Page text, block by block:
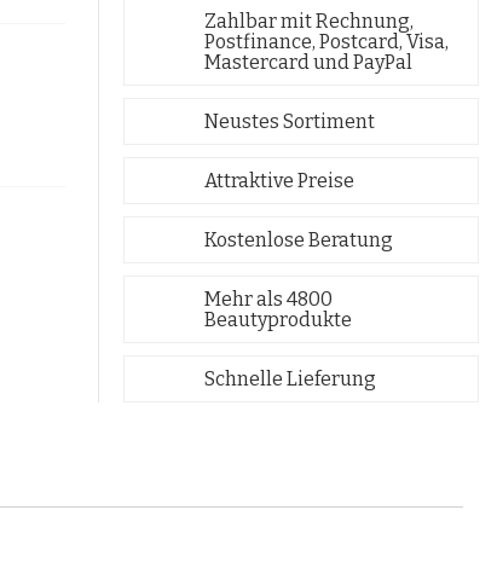
Zahlbar mit Rechnung,
Postfinance, Postcard, Visa,
Mastercard und PayPal
Neustes Sortiment
Attraktive Preise
Kostenlose Beratung
Mehr als 4800
Beautyprodukte
Schnelle Lieferung